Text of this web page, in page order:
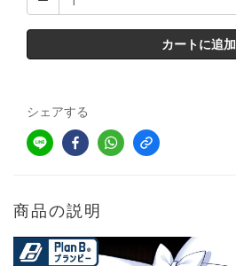
カートに追加
シェアする
商品の説明